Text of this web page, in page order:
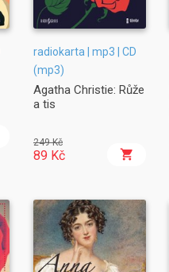
radiokarta | mp3 | CD
(mp3)
Agatha Christie: Růže
a tis
249 Kč
89 Kč